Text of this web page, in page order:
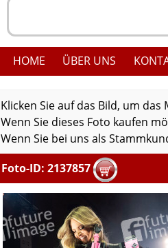
HOME ÜBER UNS
Klicken Sie auf das Bild, um
Wenn Sie dieses Foto kaufen
Wenn Sie bei uns als
Foto-ID: 2137857